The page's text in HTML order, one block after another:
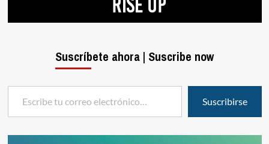
Suscríbete ahora | Suscribe now
Escribe tu correo electrónico…
Suscribirse